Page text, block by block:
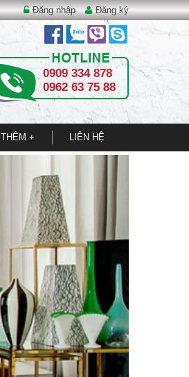
Đăng nhập Đăng ký
0909 334 878
0962 63 75 88
THÊM + LIÊN HỆ